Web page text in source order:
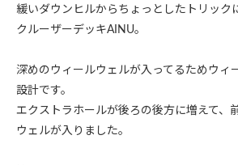
緩いダウンヒルからちょっとしたトリック
クルーザーデッキAINU。
深めのウィールウェルが入ってるためウィ
設計です。
エクストラホールが後ろの後方に増えて、
ウェルが入りました。